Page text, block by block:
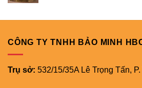
CÔNG TY TNHH BẢO MINH
Trụ sở: 532/15/35A Lê Trọng Tấn,